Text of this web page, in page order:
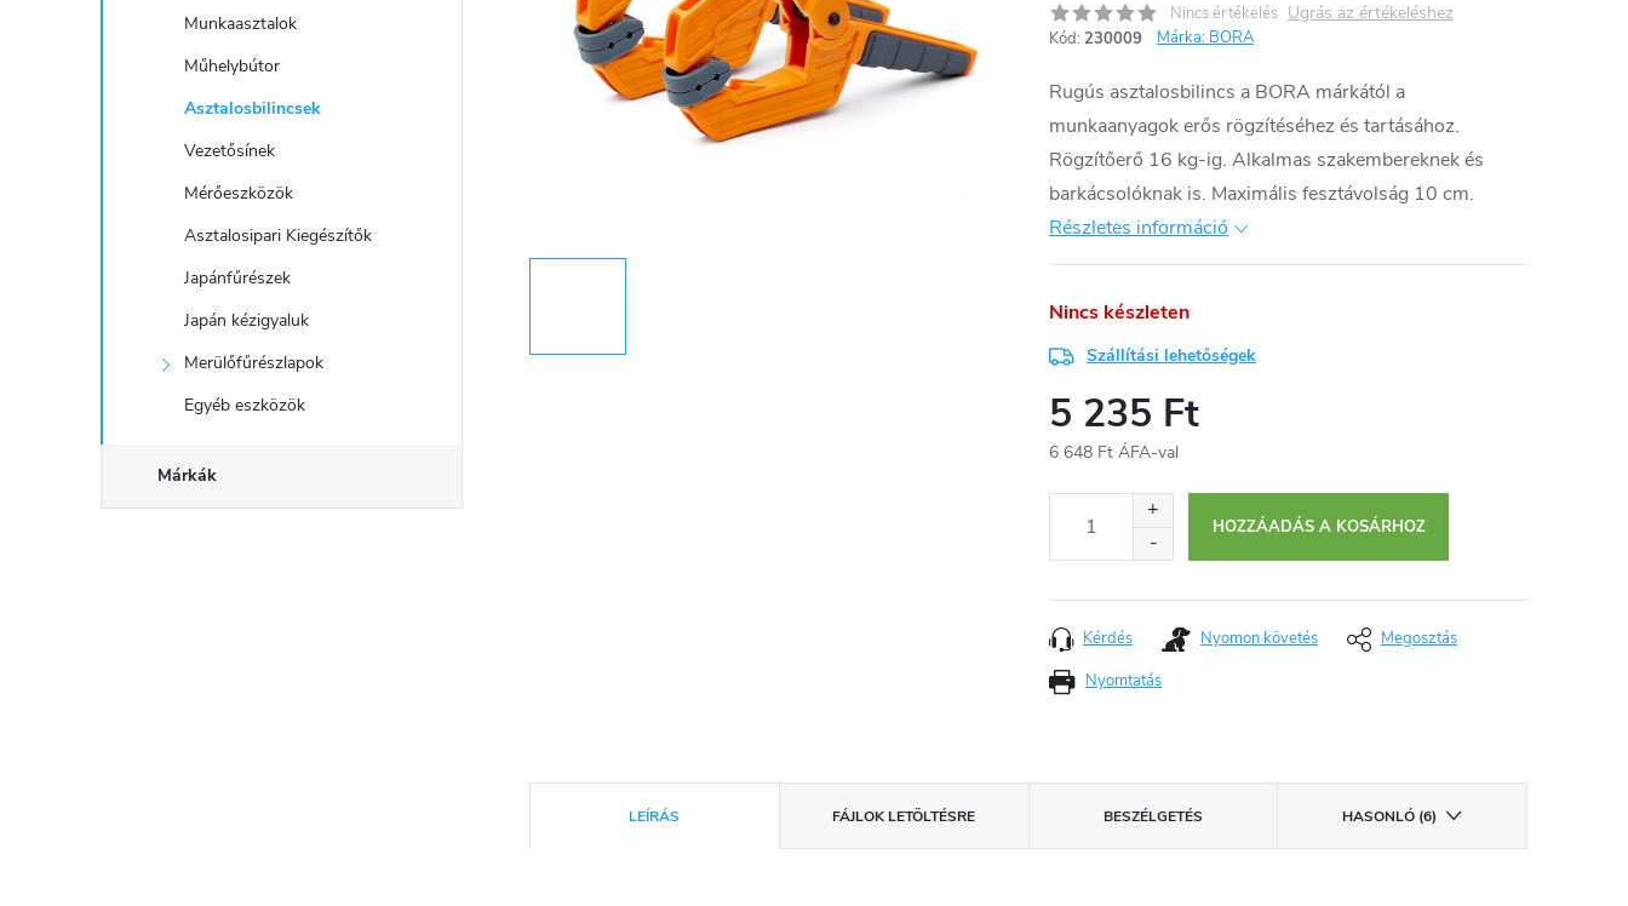
Munkaasztalok
Műhelybútor
Asztalosbilincsek
Vezetősínek
Mérőeszközök
Asztalosipari Kiegészítők
Japánfűrészek
Japán kézigyaluk
Merülőfűrészlapok
Egyéb eszközök
Márkák
Nincs értékelés Ugrás az értékeléshez
Kód: 230009 Márka: BORA
Rugús asztalosbilincs a BORA márkától a
munkaanyagok erős rögzítéséhez és tartásához.
Rögzítőerő 16 kg-ig. Alkalmas szakembereknek és
barkácsolóknak is. Maximális fesztávolság 10 cm.
Részletes információ
Nincs készleten
Szállítási lehetőségek
5 235 Ft
6 648 Ft ÁFA-val
HOZZÁADÁS A KOSÁRHOZ
Nyomtatás
Kérdés Nyomon követés Megosztás
LEÍRÁS FÁJLOK LETÖLTÉSRE BESZÉLGETÉS HASONLÓ (6)